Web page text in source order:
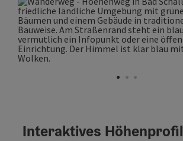
Interaktives Höhenprofil